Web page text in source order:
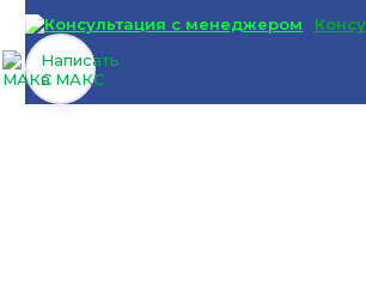
Написать
в МАКС